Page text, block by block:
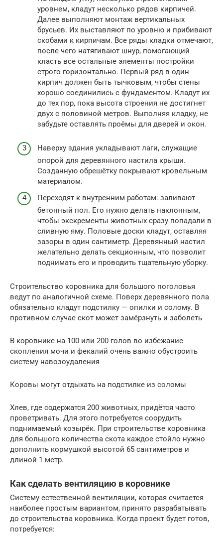
уровнем, кладут несколько рядов кирпичей.
Далее выполняют монтаж вертикальных
брусьев. Их выставляют по уровню и прибивают
скобами к кирпичам. Все ряды кладки отмечают,
после чего натягивают шнур, помогающий
класть все остальные элементы постройки
строго горизонтально. Первый ряд в один
кирпич должен быть тычковым, чтобы стены
хорошо соединились с фундаментом. Кладут их
до тех пор, пока высота строения не достигнет
двух с половиной метров. Выполняя кладку, не
забудьте оставлять проёмы для дверей и окон.
Наверху здания укладывают лаги, служащие
опорой для деревянного настила крыши.
Созданную обрешётку покрывают кровельным
материалом.
Переходят к внутренним работам: заливают
бетонный пол. Его нужно делать наклонным,
чтобы экскременты животных сразу попадали в
сливную яму. Половые доски кладут, оставляя
зазоры в один сантиметр. Деревянный настил
желательно делать секционным, что позволит
поднимать его и проводить тщательную уборку.
Строительство коровника для большого поголовья
ведут по аналогичной схеме. Поверх деревянного пола
обязательно кладут подстилку — опилки и солому. В
противном случае скот может замёрзнуть и заболеть
В коровнике на 100 или 200 голов во избежание
скопления мочи и фекалий очень важно обустроить
систему навозоудаления
Коровы могут отдыхать на подстилке из соломы
Хлев, где содержатся 200 животных, придётся часто
проветривать. Для этого потребуется соорудить
поднимаемый козырёк. При строительстве коровника
для большого количества скота каждое стойло нужно
дополнить кормушкой высотой 65 сантиметров и
длиной 1 метр.
Как сделать вентиляцию в коровнике
Систему естественной вентиляции, которая считается
наиболее простым вариантом, принято разрабатывать
до строительства коровника. Когда проект будет готов,
потребуется: